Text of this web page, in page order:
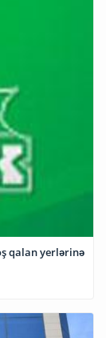
qalan yerlərinə